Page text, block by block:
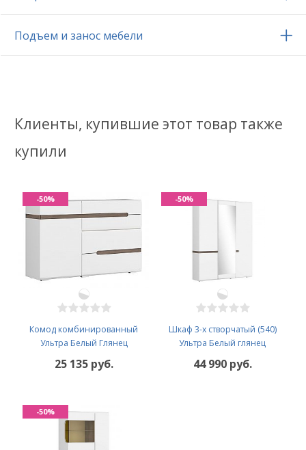
Подъем и занос мебели
Клиенты, купившие этот товар также
купили
Комод комбинированный
Ультра Белый Глянец
25 135 руб.
-50%
Шкаф 3-х створчатый (540)
Ультра Белый глянец
44 990 руб.
-50%
-50%